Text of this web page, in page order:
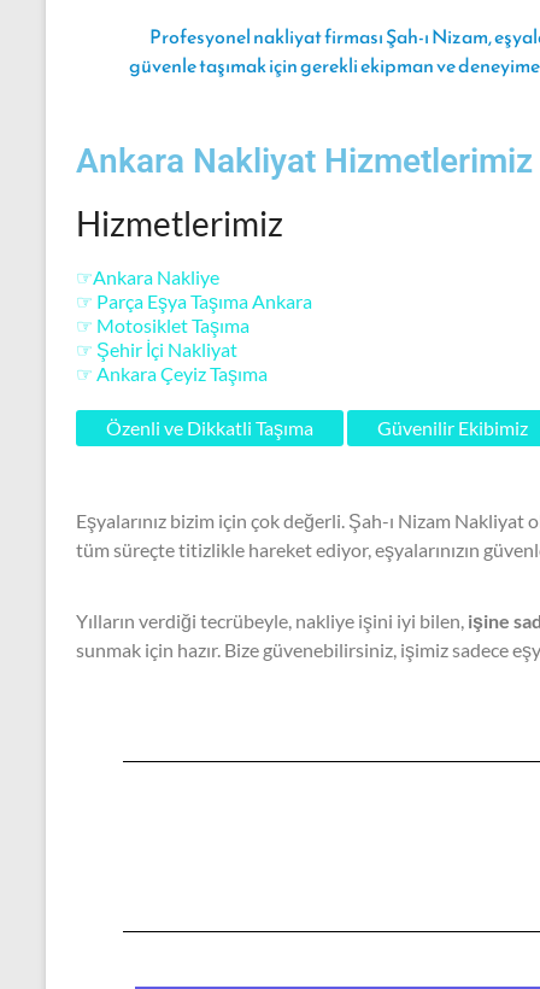
hizmetleri,
avantajlar
Profesyonel nakliyat firması Şah-ı Nizam,
güvenle taşımak için gerekli ekipman ve
Ankara Nakliyat Hizmetlerimiz
Hizmetlerimiz
☞Ankara Nakliye
☞ Parça Eşya Taşıma Ankara
☞ Motosiklet Taşıma
☞ Şehir İçi Nakliyat
☞ Ankara Çeyiz Taşıma
Özenli ve Dikkatli Taşıma Güvenilir Ekibimiz
Eşyalarınız bizim için çok değerli. Şah-ı Nizam Nakliyat
tüm süreçte titizlikle hareket ediyor, eşyalarınızın
Yılların verdiği tecrübeyle, nakliye işini iyi bilen, işine
sunmak için hazır. Bize güvenebilirsiniz, işimiz sadece